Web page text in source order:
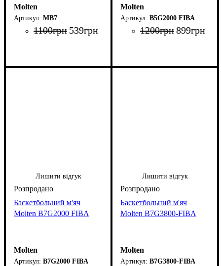
Molten
MB7
1100грн 539грн
Molten
B5G2000 FIBA
1200грн899грн
Лишити відгук
Баскетбольний м'яч
Molten B7G2000 FIBA
Molten
B7G2000 FIBA
Лишити відгук
Баскетбольний м'яч
Molten B7G3800-FIBA
Molten
B7G3800-FIBA